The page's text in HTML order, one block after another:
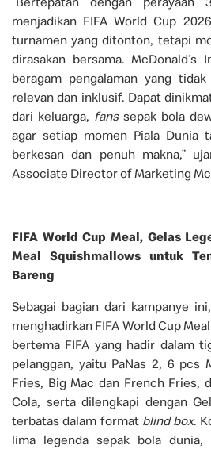
“Bertepatan dengan
menjadikan FIFA World Cup
turnamen yang ditonton, tetapi
dirasakan bersama. McDonald’s
beragam pengalaman yang
relevan dan inklusif. Dapat
dari keluarga, fans sepak bola
agar setiap momen Piala Dunia
berkesan dan penuh makna,”
Associate Director of Marketing
FIFA World Cup Meal, Gelas
Meal Squishmallows untuk
Bareng
Sebagai bagian dari kampanye
menghadirkan FIFA World Cup
bertema FIFA yang hadir dalam
pelanggan, yaitu PaNas 2, 6 pcs
Fries, Big Mac dan French Fries,
Cola, serta dilengkapi dengan
terbatas dalam format blind box.
lima legenda sepak bola dunia,